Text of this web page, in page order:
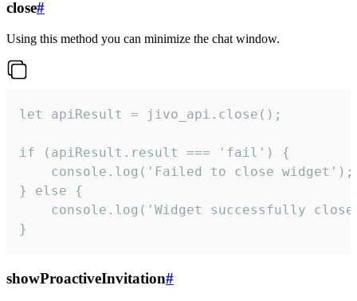
close#
Using this method you can minimize the chat window.
let apiResult = jivo_api.close();
if (apiResult.result === 'fail') {
    console.log('Failed to close widget');
} else {
console.log('Widget successfully
}
showProactiveInvitation#